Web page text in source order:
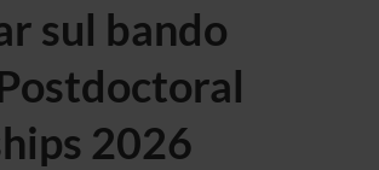
sul bando
2026